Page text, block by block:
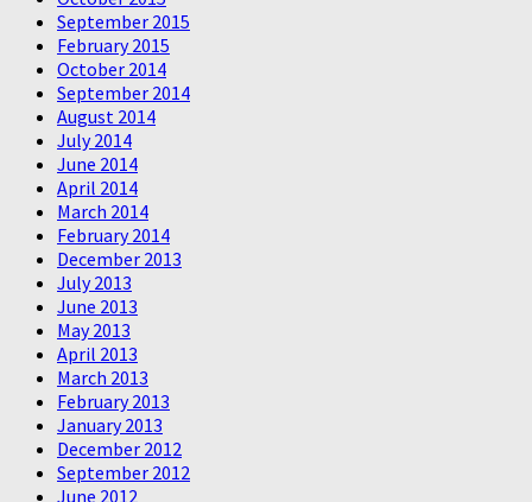
September 2015
February 2015
October 2014
September 2014
August 2014
July 2014
June 2014
April 2014
March 2014
February 2014
December 2013
July 2013
June 2013
May 2013
April 2013
March 2013
February 2013
January 2013
December 2012
September 2012
June 2012